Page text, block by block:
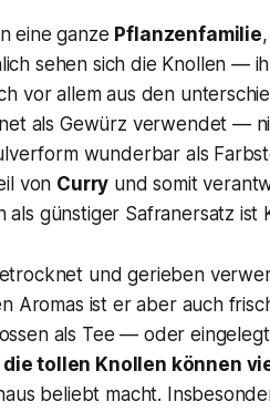
eine ganze Pflanzenfamilie
sehen sich die Knollen —
vor allem aus den
als Gewürz verwendet —
wunderbar als
von Curry und somit
als günstiger Safranersatz ist
und gerieben
Aromas ist er aber auch
als Tee — oder
die tollen Knollen können
beliebt macht.